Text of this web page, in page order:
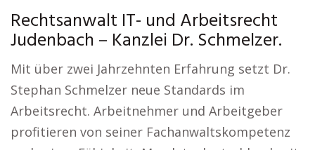
Rechtsanwalt IT- und Arbeitsrecht
Judenbach – Kanzlei Dr. Schmelzer.
Mit über zwei Jahrzehnten Erfahrung setzt Dr.
Stephan Schmelzer neue Standards im
Arbeitsrecht. Arbeitnehmer und Arbeitgeber
profitieren von seiner Fachanwaltskompetenz